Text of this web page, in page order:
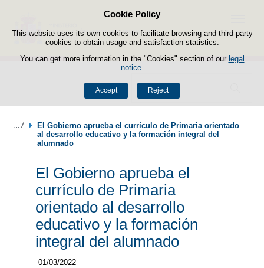
Cookie Policy
This website uses its own cookies to facilitate browsing and third-party
cookies to obtain usage and satisfaction statistics.
You can get more information in the "Cookies" section of our legal
notice.
Accept Reject
Skip to content
Search
Menu
El Gobierno aprueba el currículo de Primaria orientado
al desarrollo educativo y la formación integral del
alumnado
El Gobierno aprueba el
currículo de Primaria
orientado al desarrollo
educativo y la formación
integral del alumnado
01/03/2022